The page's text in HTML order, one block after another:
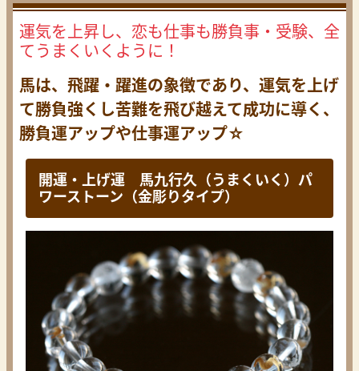
運気を上昇し、恋も仕事も勝負事・受験、全
てうまくいくように！
馬は、飛躍・躍進の象徴であり、運気を上げ
て勝負強くし苦難を飛び越えて成功に導く、
勝負運アップや仕事運アップ☆
開運・上げ運 馬九行久（うまくいく）パ
ワーストーン（金彫りタイプ）